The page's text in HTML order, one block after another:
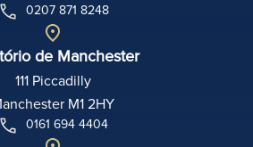
0207 871 8248
de Manchester
111 Piccadilly
M1 2HY
0161 694 4404